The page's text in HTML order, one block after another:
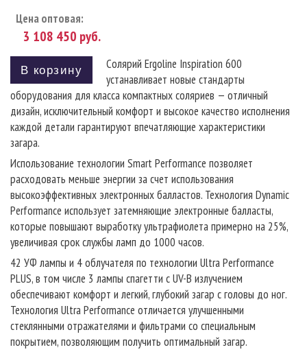
Цена оптовая:
3 108 450 руб.
В корзину
Солярий Ergoline Inspiration 600
устанавливает новые стандарты
оборудования для класса компактных соляриев — отличный
дизайн, исключительный комфорт и высокое качество исполнения
каждой детали гарантируют впечатляющие характеристики
загара.
Использование технологии Smart Performance позволяет
расходовать меньше энергии за счет использования
высокоэффективных электронных балластов. Технология Dynamic
Performance использует затемняющие электронные балласты,
которые повышают выработку ультрафиолета примерно на 25%,
увеличивая срок службы ламп до 1000 часов.
42 УФ лампы и 4 облучателя по технологии Ultra Performance
PLUS, в том числе 3 лампы спагетти с UV-B излучением
обеспечивают комфорт и легкий, глубокий загар с головы до ног.
Технология Ultra Performance отличается улучшенными
стеклянными отражателями и фильтрами со специальным
покрытием, позволяющим получить оптимальный загар.